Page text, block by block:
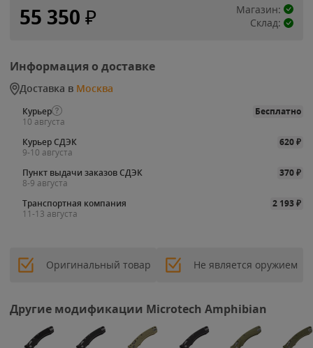
55 350 ₽
Магазин:
Склад:
Информация о доставке
Доставка в Москва
Курьер
Бесплатно
10 августа
Курьер СДЭК
620₽
9-10 августа
Пункт выдачи заказов СДЭК
370₽
8-9 августа
Транспортная компания
2 193₽
11-13 августа
Оригинальный товар Не является оружием
Другие модификации Microtech Amphibian